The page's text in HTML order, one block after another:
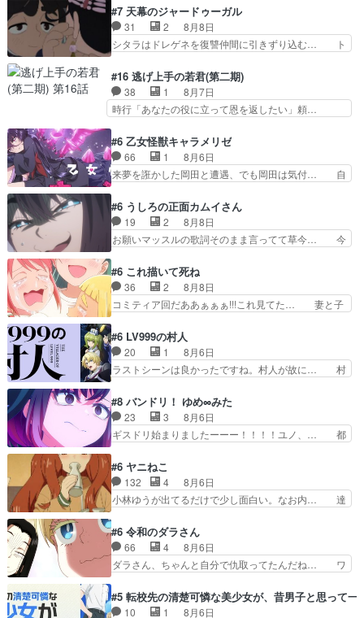
はファントムの一員で、ロン… 謎の怪盗デッチ·
アゲイン登場!!一体何を… 戦闘作画はイマイチな
回。次回過去編でそろ…
りアスマ(石田彰キャラ)は裏切り者た… 原作を読
むの我慢していてよかっただって顔… どんどん増
えるツガイツガイよりも腹黒い人… 夜桜は「顔で
損してる」って言うけど、声で… おかしいな石田
ましてはアサちゃん目的で… "顔で損してる"企み
顔て何…wアスマさん… 顔で損してるアスマさん
ついでに声でも損し…
#7 天幕のジャードゥーガル
31 2
8月8日
シタラはドレゲネを復讐仲間に引きずり込む… ト
イに功績を挙げさせて政権と軍のバラン… 覇道の
トルイと王道のオゴタイって感じかな… 賢い人物
の行動は想定した目的達成のための… シタラとボ
ラクチンの考えが初めてシンクロ… ドレゲネのテ
ンゴル政治」国家の表舞台に… 前回のシタラと対
比したおおらかな笑顔が印… 戦争よりも経済の領
域をその視野に入れてい…
#16 逃げ上手の若君(第二期)
38 1
8月7日
時行「あなたの役に立って恩を返したい」頼…
のアニメの演出、同じCloverWor… 貞宗の思考を
読み切れなかったのは、経験の… 信濃仮面いった
い誰なんだ！役に立ちたいで… 人形だったり将棋
だったり、諏訪神党の三大… ・これ罠じゃない
意味。特に諏訪の地は山… 薄々思ってたけど実写
パートに対する熱意が… 亜也子ちゃん面白い親父
さんが無事で良かっ…
#6 乙女怪獣キャラメリゼ
66 1
8月6日
来夢を誑かした岡田と遭遇、でも岡田は気付… 自
なからのメイク道具が、らいりーさんを… らいり
ーの影響で理想に向けて努力する黒絵… コングと
ゴ〇ラの怪獣大決戦!?w黒絵の友… らいりーが己
のルッキズムと相対する話とし… らいりーさんが
の小河内ダムに来た黒絵た… ライリーが好きだっ
たクズ男ハルゴンが懲ら… メイクでちょっと勇気
出てる黒絵ちゃん可愛…
#6 うしろの正面カムイさん
19 2
8月8日
お願いマッスルの歌詞そのまま言ってて草今… 今
大量に成仏させた ジェットババアの亜… 1日で
6人は流石絶倫カムイ婆もしっかり抱… 今回は交
通悪霊の除霊ツアー。Aパはいつも… 前半の霊カ
モみたいになってるよねwジェッ… 今回はいつも
んを怪異と見間違え叫んでお… 交通系悪霊除霊ツ
アー編！どっちが悪かよく… よく見ないと気付け
ない2つのエピソードに…
#6 これ描いて死ね
36 2
8月8日
コミティア回だああぁぁぁ!!!これ見てた… 妻と子
らえた最初の一冊お客にプロポーズ… 遅れて5
話，コミティア前哨戦ですが，ここ… 「同情は創
作の敵」いい言葉だ。でも応援す… 東京で開かれ
る即売会に行って自分たちの本… 一冊売る事の苦
けはったねー編集さん。同… 自分の妄想を買って
くれる人がいるというも… 初めて自分の漫画が売
れた時の感動、懐かし…
#6 LV999の村人
20 1
8月6日
ラストシーンは良かったですね。村人が故に… 村
スと10年後に結婚の約束をした鏡ずっ… カジノ
スタッフ募集するも集まらない更に追… 王命でク
ルルの監視をすることになったデビ… 最強の村
人・鏡との出会いで少しは変わった… やはり何か
への恨みは根深そうやね姫を舐… 新キャラが登場
早々変態扱いされてる件。タ… まだまだお元気そ
うなお声で……不意打ち過…
#8 バンドリ！ ゆめ∞みた
23 3
8月6日
ギスドリ始まりましたーーー！！！！ユノ、… 都
復を見守っていかないと、ですね！！み… 開幕聞
き取りスタッフに定治いなかった？ま… ののちゃ
んのお手当てはお節介だったりする… ビオラの立
ち回り害悪すぎるお近づきの印が… ・律っちゃん
一難、律がビオラの呪縛から… 「私はあなたが嫌
いなんです」「バンドやめ… 何が起きているの
か！？次週、みゅーたいぷ…
#6 ヤニねこ
132 4
8月6日
小林ゆうが出てるだけで少し面白い。なお内… 達
マドンってなんなん！？人見知りっぽい… なんな
ら下ネタ0じゃなかったかこんな回が… 他のエピ
ソードに対してマイルドな回だった… 今回はだい
ぶある程度抑えてる？w感じな気… アルねこ、そ
ていたゴキブリ死んでるGP… アルねこ危険です
#6 令和のダラさん
66 4
8月6日
ダラさん、ちゃんと自分で仇取ってたんだね… ワ
ットに憧れてビーム撃ちたいと…そうい… 余りに
も凄惨なダラさんの過去ダラさんの６… 過去編は
#5 転校先の清楚可憐な美少女が、昔男子と思って一
10 1 8月6日